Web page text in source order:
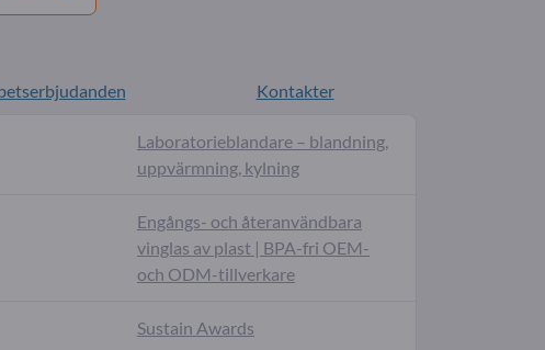
Kontakter
Laboratorieblandare – blandning,
uppvärmning, kylning
Engångs- och återanvändbara
vinglas av plast | BPA-fri OEM-
och ODM-tillverkare
Sustain Awards